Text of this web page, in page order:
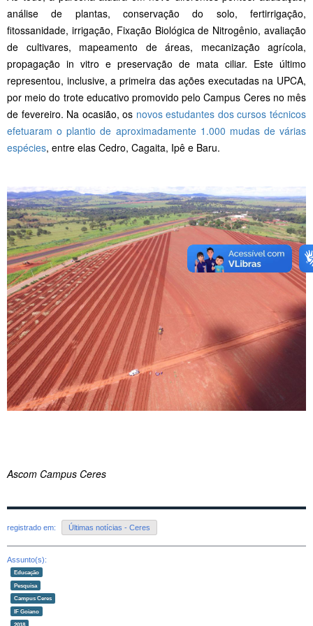
análise de plantas, conservação do solo, fertirrigação,
fitossanidade, irrigação, Fixação Biológica de Nitrogênio, avaliação
de cultivares, mapeamento de áreas, mecanização agrícola,
propagação in vitro e preservação de mata ciliar. Este último
representou, inclusive, a primeira das ações executadas na UPCA,
por meio do trote educativo promovido pelo Campus Ceres no mês
de fevereiro. Na ocasião, os novos estudantes dos cursos técnicos
efetuaram o plantio de aproximadamente 1.000 mudas de várias
espécies, entre elas Cedro, Cagaita, Ipê e Baru.
Ascom Campus Ceres
registrado em: Últimas notícias - Ceres
Assunto(s):
Educação
Pesquisa
Campus Ceres
IF Goiano
2018